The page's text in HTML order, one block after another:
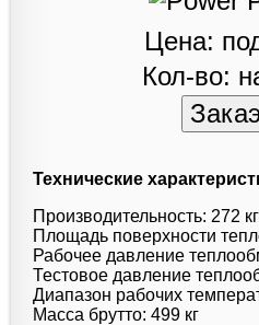
Цена:
Кол-во:
Технические
Производительность: 272
Площадь поверхности
Рабочее давление
Тестовое давление
Диапазон рабочих
Масса брутто: 499 кг